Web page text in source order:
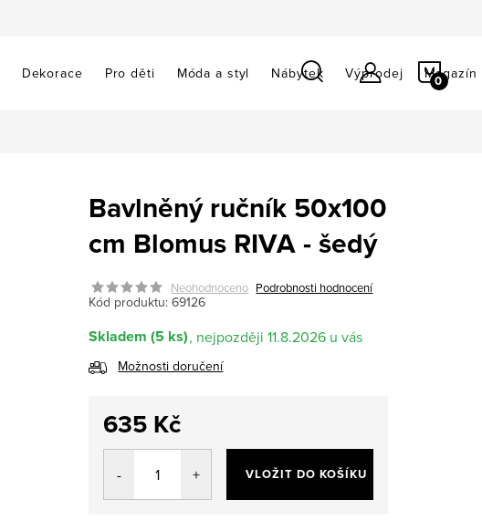
Dekorace Pro děti Móda a styl Nábytek Výprodej Magazín
Bavlněný ručník 50x100
cm Blomus RIVA - šedý
Neohodnoceno Podrobnosti hodnocení
Kód produktu: 69126
Skladem (5 ks) 11.8.2026
Možnosti doručení
635 Kč
Měrná
VLOŽIT DO KOŠÍKU